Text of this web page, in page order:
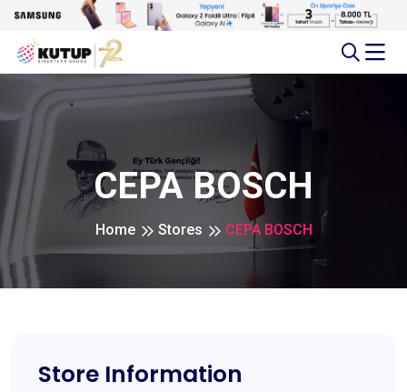
CEPA BOSCH
Home Stores CEPA BOSCH
Store Information